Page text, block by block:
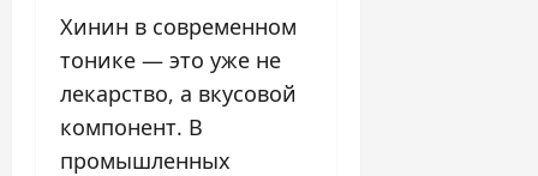
Хинин в современном
тонике — это уже не
лекарство, а вкусовой
компонент. В
промышленных